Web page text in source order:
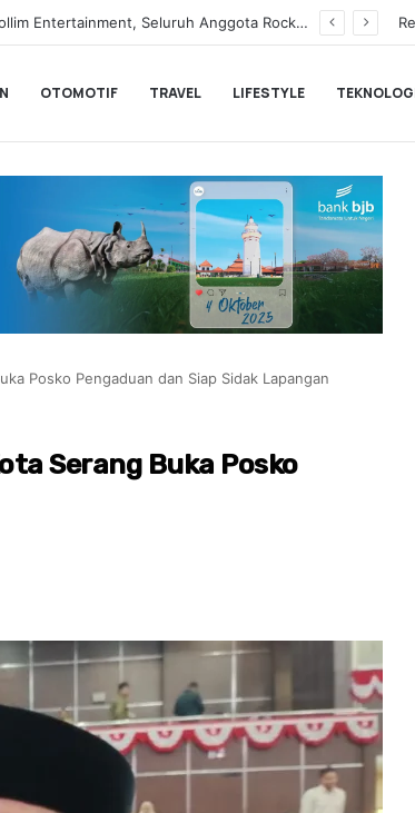
Bukan Kewajiban Anak
OTOMOTIF TRAVEL LIFESTYLE
Posko Pengaduan dan Siap Sidak Lapangan
Serang Buka Posko